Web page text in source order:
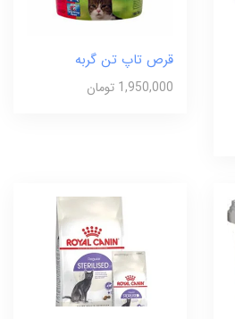
قرص تاپ تن گربه
1,950,000 تومان